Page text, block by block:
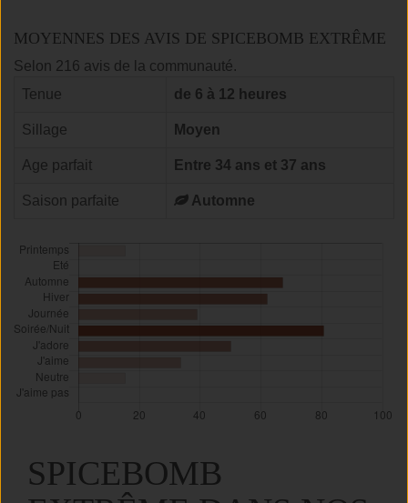
MOYENNES DES AVIS DE SPICEBOMB EXTRÊME
Selon 216 avis de la communauté.
Tenue
de 6 à 12 heures
Sillage Moyen
Age parfait Entre 34 ans et 37 ans
Saison parfaite Automne
SPICEBOMB